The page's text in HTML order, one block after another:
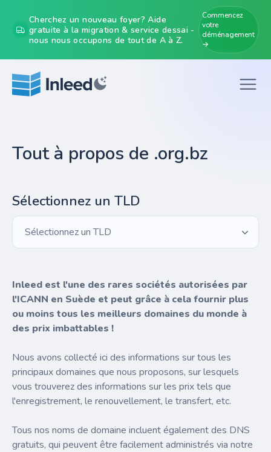
Cherchez un nouveau foyer? Aide
gratuite à la migration & service dessai -
nous nous occupons de tout de A à Z.
Commencez
votre
déménagement
→
Tout à propos de .org.bz
Sélectionnez un TLD
Sélectionnez un TLD
Inleed est l'une des rares sociétés autorisées par
l'ICANN en Suède et peut grâce à cela fournir plus
ou moins tous les meilleurs domaines du monde à
des prix imbattables !
Nous avons collecté ici des informations sur tous les
principaux domaines que nous proposons, sur lesquels
vous trouverez des informations sur les prix tels que
l'enregistrement, le renouvellement, le transfert, etc.
Tous nos noms de domaine incluent également des DNS
gratuits, qui peuvent être facilement administrés via notre